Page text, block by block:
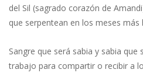
del Sil (sagrado corazón de
que serpentean en los meses más
Sangre que será sabia y sabia
trabajo para compartir o recibir a